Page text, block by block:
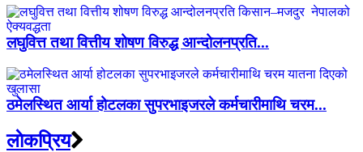
लघुवित्त तथा वित्तीय शोषण विरुद्ध आन्दोलनप्रति...
ठमेलस्थित आर्या होटलका सुपरभाइजरले कर्मचारीमाथि चरम...
लाेकप्रिय